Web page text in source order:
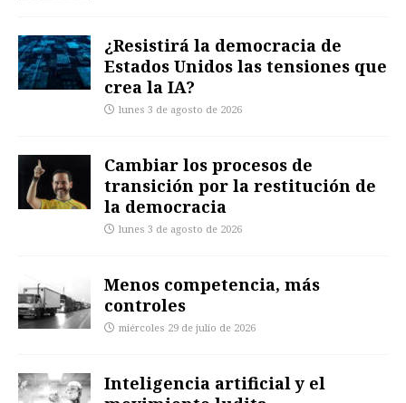
¿Resistirá la democracia de
Estados Unidos las tensiones que
crea la IA?
lunes 3 de agosto de 2026
Cambiar los procesos de
transición por la restitución de
la democracia
lunes 3 de agosto de 2026
Menos competencia, más
controles
miércoles 29 de julio de 2026
Inteligencia artificial y el